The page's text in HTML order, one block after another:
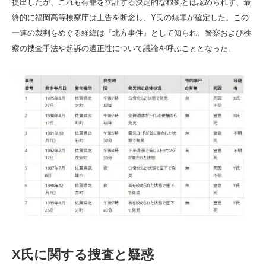
提出したが、これも有罪を立証する決定的な根拠とは認められず、最
終的に福岡高等検察庁は上告を断念し、Y氏の無罪が確定した。この
一連の裁判をめぐる経緯は『北方事件』として知られ、警察および検
察の捜査手法や起訴の適正性について議論を呼ぶこととなった。
X氏に関する捜査と疑惑